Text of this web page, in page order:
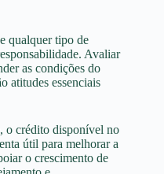
qualquer tipo de
Avaliar
as condições do
atitudes essenciais
o crédito disponível no
útil para melhorar a
o crescimento de